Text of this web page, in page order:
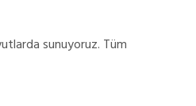
sunuyoruz. Tüm